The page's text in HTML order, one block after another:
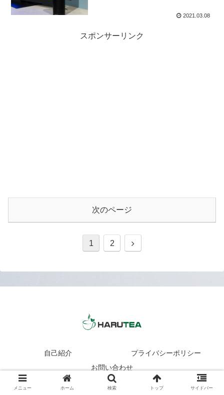
2021.03.08
スポンサーリンク
次のページ
1 2
自己紹介
プライバシーポリシー
お問い合わせ
Copyright © 2020 Haruwork All Rights Reserved.
メニュー ホーム 検索 トップ サイドバー